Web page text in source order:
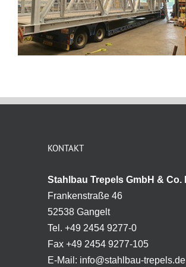
KONTAKT
Stahlbau Trepels GmbH & Co.
Frankenstraße 46
52538 Gangelt
Tel. +49 2454 9277-0
Fax +49 2454 9277-105
E-Mail: info@stahlbau-trepels.de